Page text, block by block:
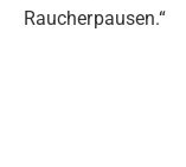
Raucherpausen.“